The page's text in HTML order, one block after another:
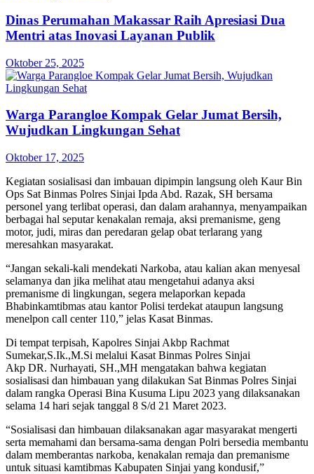
Dinas Perumahan Makassar Raih Apresiasi Dua
Mentri atas Inovasi Layanan Publik
Oktober 25, 2025
Warga Parangloe Kompak Gelar Jumat Bersih,
Wujudkan Lingkungan Sehat
Oktober 17, 2025
Kegiatan sosialisasi dan imbauan dipimpin langsung oleh Kaur Bin
Ops Sat Binmas Polres Sinjai Ipda Abd. Razak, SH bersama
personel yang terlibat operasi, dan dalam arahannya, menyampaikan
berbagai hal seputar kenakalan remaja, aksi premanisme, geng
motor, judi, miras dan peredaran gelap obat terlarang yang
meresahkan masyarakat.
“Jangan sekali-kali mendekati Narkoba, atau kalian akan menyesal
selamanya dan jika melihat atau mengetahui adanya aksi
premanisme di lingkungan, segera melaporkan kepada
Bhabinkamtibmas atau kantor Polisi terdekat ataupun langsung
menelpon call center 110,” jelas Kasat Binmas.
Di tempat terpisah, Kapolres Sinjai Akbp Rachmat
Sumekar,S.Ik.,M.Si melalui Kasat Binmas Polres Sinjai
Akp DR. Nurhayati, SH.,MH mengatakan bahwa kegiatan
sosialisasi dan himbauan yang dilakukan Sat Binmas Polres Sinjai
dalam rangka Operasi Bina Kusuma Lipu 2023 yang dilaksanakan
selama 14 hari sejak tanggal 8 S/d 21 Maret 2023.
“Sosialisasi dan himbauan dilaksanakan agar masyarakat mengerti
serta memahami dan bersama-sama dengan Polri bersedia membantu
dalam memberantas narkoba, kenakalan remaja dan premanisme
untuk situasi kamtibmas Kabupaten Sinjai yang kondusif,”